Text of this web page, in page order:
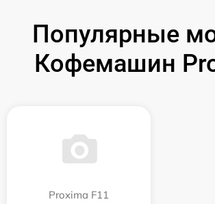
Популярные
Кофемашин
Proxima F11